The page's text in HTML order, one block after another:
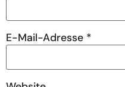
E-Mail-Adresse *